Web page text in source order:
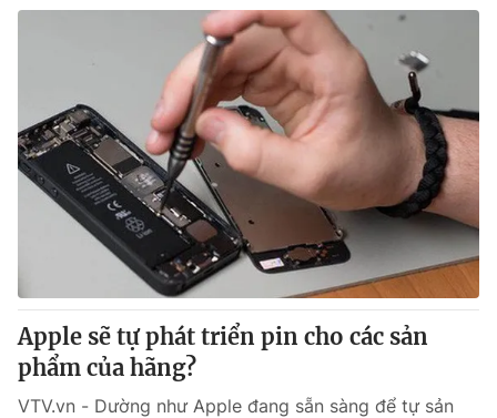
Email:toasoan@vtv.vn
024-7300.7108
® Cấm sao chép dưới mọi hình thức nếu không có sự chấp
thuận bằng văn bản. Ghi rõ nguồn VTV.vn khi phát hành lại
thông tin từ website này.
Apple sẽ tự phát triển pin cho các sản
phẩm của hãng?
VTV.vn - Dường như Apple đang sẵn sàng để tự sản